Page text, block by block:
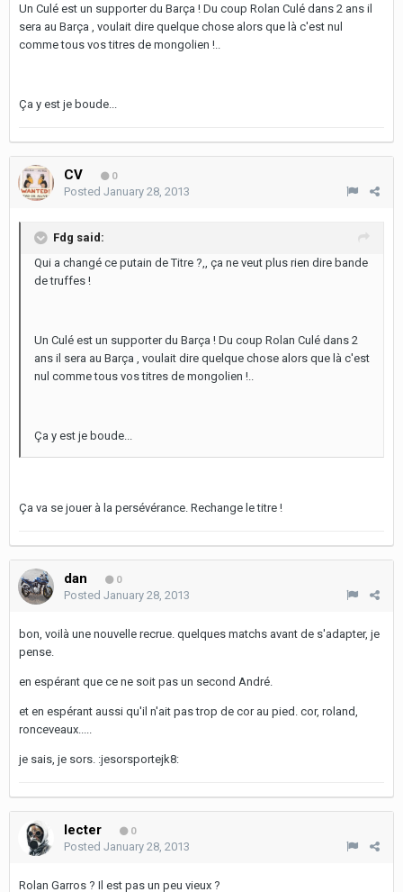
Un Culé est un supporter du Barça ! Du coup Rolan Culé dans 2 ans il
sera au Barça , voulait dire quelque chose alors que là c'est nul
comme tous vos titres de mongolien !..
Ça y est je boude...
CV 0
Posted January 28, 2013
Fdg said:
Qui a changé ce putain de Titre ?,, ça ne veut plus rien dire bande
de truffes !
Un Culé est un supporter du Barça ! Du coup Rolan Culé dans 2
ans il sera au Barça , voulait dire quelque chose alors que là c'est
nul comme tous vos titres de mongolien !..
Ça y est je boude...
Ça va se jouer à la persévérance. Rechange le titre !
dan 0
Posted January 28, 2013
bon, voilà une nouvelle recrue. quelques matchs avant de s'adapter, je
pense.
en espérant que ce ne soit pas un second André.
et en espérant aussi qu'il n'ait pas trop de cor au pied. cor, roland,
ronceveaux.....
je sais, je sors. :jesorsportejk8:
lecter 0
Posted January 28, 2013
Rolan Garros ? Il est pas un peu vieux ?